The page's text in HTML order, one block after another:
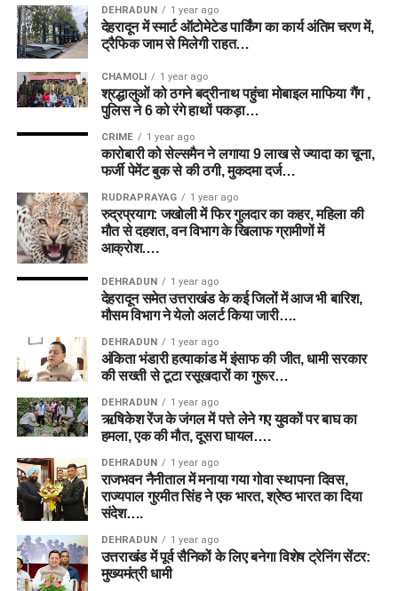
DEHRADUN 1 year ago
देहरादून में स्मार्ट ऑटोमेटेड पार्किंग का कार्य अंतिम चरण में,
ट्रैफिक जाम से मिलेगी राहत…
CHAMOLI 1 year ago
श्रद्धालुओं को ठगने बद्रीनाथ पहुंचा मोबाइल माफिया गैंग ,
पुलिस ने 6 को रंगे हाथों पकड़ा…
CRIME 1 year ago
कारोबारी को सेल्समैन ने लगाया 9 लाख से ज्यादा का चूना,
फर्जी पेमेंट बुक से की ठगी, मुकदमा दर्ज…
RUDRAPRAYAG 1 year ago
रुद्रप्रयाग: जखोली में फिर गुलदार का कहर, महिला की
मौत से दहशत, वन विभाग के खिलाफ ग्रामीणों में
आक्रोश….
DEHRADUN 1 year ago
देहरादून समेत उत्तराखंड के कई जिलों में आज भी बारिश,
मौसम विभाग ने येलो अलर्ट किया जारी….
DEHRADUN 1 year ago
अंकिता भंडारी हत्याकांड में इंसाफ की जीत, धामी सरकार
की सख्ती से टूटा रसूखदारों का गुरूर…
DEHRADUN 1 year ago
ऋषिकेश रेंज के जंगल में पत्ते लेने गए युवकों पर बाघ का
हमला, एक की मौत, दूसरा घायल….
DEHRADUN 1 year ago
राजभवन नैनीताल में मनाया गया गोवा स्थापना दिवस,
राज्यपाल गुरमीत सिंह ने एक भारत, श्रेष्ठ भारत का दिया
संदेश….
DEHRADUN 1 year ago
उत्तराखंड में पूर्व सैनिकों के लिए बनेगा विशेष ट्रेनिंग सेंटर:
मुख्यमंत्री धामी